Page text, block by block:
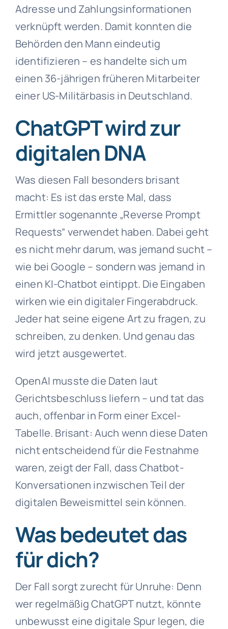
Adresse und Zahlungsinformationen
verknüpft werden. Damit konnten die
Behörden den Mann eindeutig
identifizieren – es handelte sich um
einen 36-jährigen früheren Mitarbeiter
einer US-Militärbasis in Deutschland.
ChatGPT wird zur
digitalen DNA
Was diesen Fall besonders brisant
macht: Es ist das erste Mal, dass
Ermittler sogenannte „Reverse Prompt
Requests“ verwendet haben. Dabei geht
es nicht mehr darum, was jemand sucht –
wie bei Google – sondern was jemand in
einen KI-Chatbot eintippt. Die Eingaben
wirken wie ein digitaler Fingerabdruck.
Jeder hat seine eigene Art zu fragen, zu
schreiben, zu denken. Und genau das
wird jetzt ausgewertet.
OpenAI musste die Daten laut
Gerichtsbeschluss liefern – und tat das
auch, offenbar in Form einer Excel-
Tabelle. Brisant: Auch wenn diese Daten
nicht entscheidend für die Festnahme
waren, zeigt der Fall, dass Chatbot-
Konversationen inzwischen Teil der
digitalen Beweismittel sein können.
Was bedeutet das
für dich?
Der Fall sorgt zurecht für Unruhe: Denn
wer regelmäßig ChatGPT nutzt, könnte
unbewusst eine digitale Spur legen, die